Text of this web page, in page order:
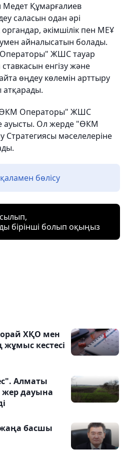
Медет Құмарғалиев
саласын одан әрі
әкімшілік пен МЕҰ
айналысатын болады.
ЖШС тауар
енгізу және
өңдеу көлемін арттыру
Операторы" ЖШС
ауысты. Ол жерде "ӨКМ
мәселелеріне
бөлісу
бірінші болып оқыңыз
орай ХҚО мен
кестесі
Алматы
жер дауына
басшы